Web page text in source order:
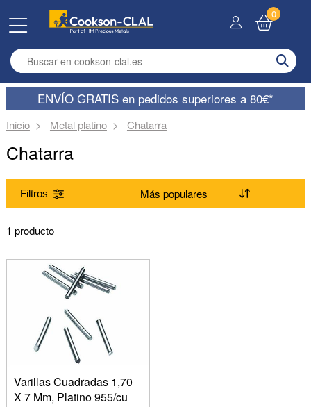
Enter search term
0
ENVÍO GRATIS en pedidos superiores a 80€*
Inicio Metal platino Chatarra
Chatarra
Filtros
Gama
Dimensiones
1.70mm (1)
Aleación
Platino 950 (1)
1725 - 1745°C (1)
1 producto
Varillas Cuadradas 1,70
X 7 Mm, Platino 955/cu